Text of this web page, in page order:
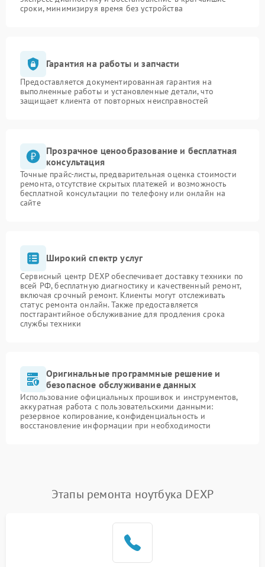
сроки, минимизируя время без устройства
Гарантия на работы и запчасти
Предоставляется документированная гарантия на
выполненные работы и установленные детали, что
защищает клиента от повторных неисправностей
Прозрачное ценообразование и бесплатная
консультация
Точные прайс-листы, предварительная оценка стоимости
ремонта, отсутствие скрытых платежей и возможность
бесплатной консультации по телефону или онлайн на
сайте
Широкий спектр услуг
Сервисный центр DEXP обеспечивает доставку техники по
всей РФ, бесплатную диагностику и качественный ремонт,
включая срочный ремонт. Клиенты могут отслеживать
статус ремонта онлайн. Также предоставляется
постгарантийное обслуживание для продления срока
службы техники
Оригинальные программные решение и
безопасное обслуживание данных
Использование официальных прошивок и инструментов,
аккуратная работа с пользовательскими данными:
резервное копирование, конфиденциальность и
восстановление информации при необходимости
Этапы ремонта ноутбука DEXP